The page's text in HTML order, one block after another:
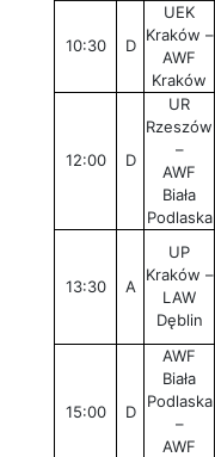
10:30 D
UEK
Kraków –
AWF
Kraków
12:00 D
UR
Rzeszów
–
AWF
Biała
Podlaska
13:30 A
UP
Kraków –
LAW
Dęblin
15:00 D
AWF
Biała
Podlaska
–
AWF